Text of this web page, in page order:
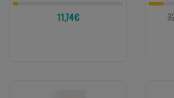
11,74 €